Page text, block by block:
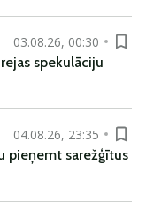
03.08.26, 00:30
spekulāciju
04.08.26, 23:35
pieņemt sarežģītus